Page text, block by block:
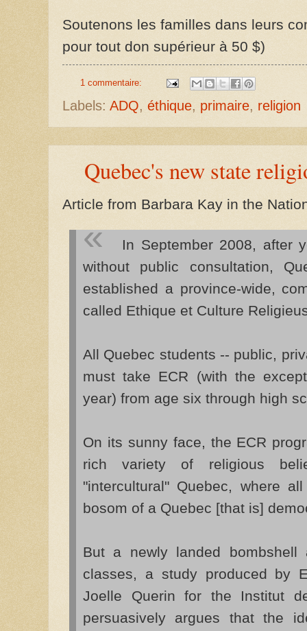
Soutenons les familles dans leurs
pour tout don supérieur à 50 $)
1 commentaire:
Labels: ADQ, éthique, primaire, religion
Quebec's new state
Article from Barbara Kay in the
In September 2008, after
without public consultation,
established a province-wide,
called Ethique et Culture
All Quebec students -- public,
must take ECR (with the
year) from age six through high
On its sunny face, the ECR
rich variety of religious
"intercultural" Quebec, where
bosom of a Quebec [that is]
But a newly landed bombshell
classes, a study produced by
Joelle Querin for the Institut
persuasively argues that the